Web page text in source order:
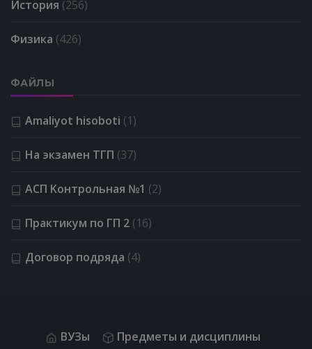
История (256)
Физика (426)
ФАЙЛЫ
Amaliyot hisoboti (1)
На экзамен ТГП (37)
АСП Kонтрольная №1 (2)
Практикум по ГП 2 (16)
Договор подряда (4)
ВУЗы Предметы и дисциплины